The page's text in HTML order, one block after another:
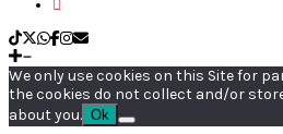
We only use cookies on this Site for
the cookies do not collect and/or
about you. Ok